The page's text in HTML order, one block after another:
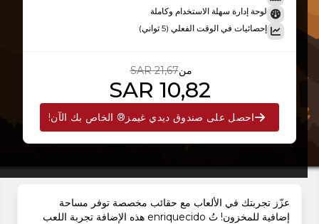
لوحة إدارة سهلة الاستخدام وكاملة
إحصائيات في الوقت الفعلي (5 ثواني)
من21,67 SAR
10,82 SAR
احصل على صندوق ديدي غيمز® الخاص بك الآن!
عزّز تجربتك في الألعاب مع حقائب مخصصة توفر مساحة
إضافية للمخزون! تُ enriquecido هذه الإضافة تجربة اللعب